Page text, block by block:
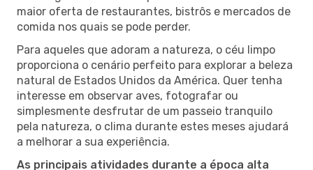
maior oferta de restaurantes, bistrôs e mercados de
comida nos quais se pode perder.
Para aqueles que adoram a natureza, o céu limpo
proporciona o cenário perfeito para explorar a beleza
natural de Estados Unidos da América. Quer tenha
interesse em observar aves, fotografar ou
simplesmente desfrutar de um passeio tranquilo
pela natureza, o clima durante estes meses ajudará
a melhorar a sua experiência.
As principais atividades durante a época alta